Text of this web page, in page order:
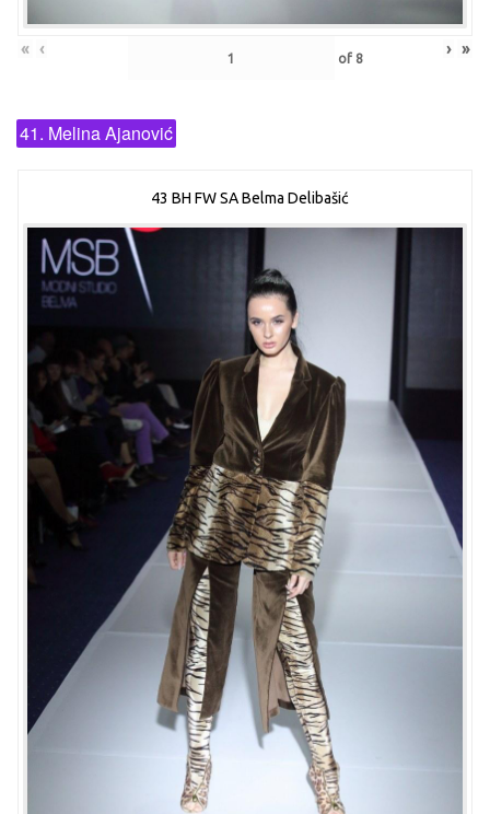
« ‹ of 8 › »
41. Melina Ajanović
43 BH FW SA Belma Delibašić